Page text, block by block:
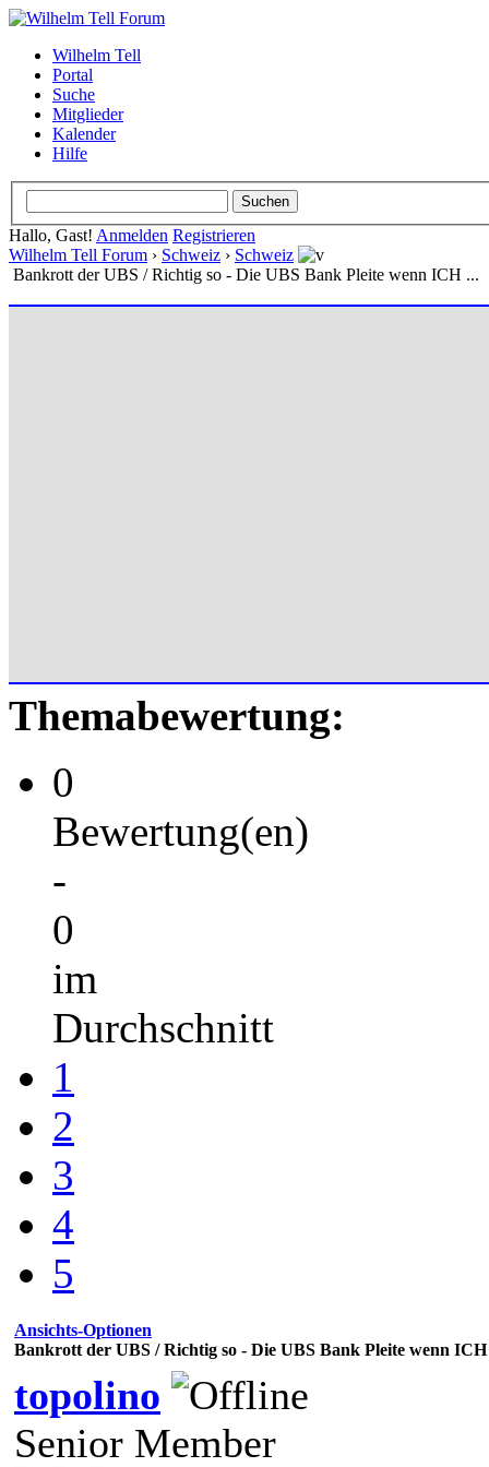
Wilhelm Tell
Portal
Suche
Mitglieder
Kalender
Hilfe
Hallo, Gast! Anmelden Registrieren
Wilhelm Tell Forum › Schweiz › Schweiz
Bankrott der UBS / Richtig so - Die UBS Bank Pleite wenn ICH ...
Themabewertung:
0
Bewertung(en)
-
0
im
Durchschnitt
1
2
3
4
5
Ansichts-Optionen
Bankrott der UBS / Richtig so - Die UBS Bank Pleite wenn ICH
topolino
Senior Member